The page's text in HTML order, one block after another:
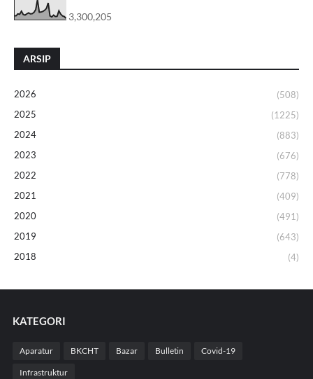
3,300,205
ARSIP
2026
(508)
2025
(1225)
2024
(883)
2023
(676)
2022
(778)
2021
(409)
2020
(491)
2019
(643)
2018
(4)
KATEGORI
Aparatur BKCHT Bazar Bulletin Covid-19
Infrastruktur